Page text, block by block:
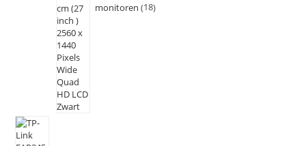
monitoren 18